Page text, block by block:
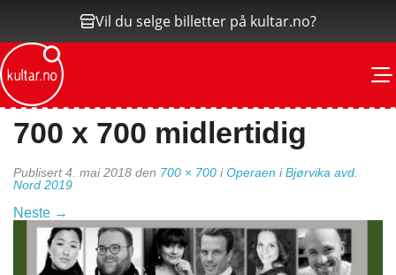
Vil du selge billetter på kultar.no?
700 x 700 midlertidig
Publisert4. mai 2018 den 700 × 700 iOperaen i Bjørvika avd.
Nord 2019
Neste →